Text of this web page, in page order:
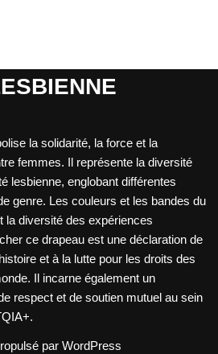
la solidarité, la force et la
femmes. Il représente la diversité
lesbienne, englobant différentes
genre. Les couleurs et les bandes du
la diversité des expériences
ce drapeau est une déclaration de
et à la lutte pour les droits des
Il incarne également un
respect et de soutien mutuel au sein
par WordPress